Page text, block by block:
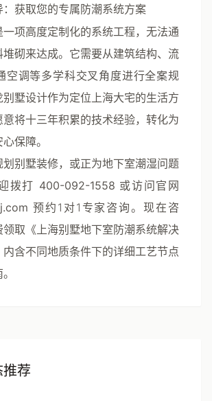
：获取您的专属防潮系统方案
项高度定制化的系统工程，无法通
砌来达成。它需要从建筑结构、流
空调等多学科交叉角度进行全案规
墅设计作为定位上海大宅的生活方
意将十三年积累的技术经验，转化为
保障。
别墅装修，或正为地下室潮湿问题
拨打 400-092-1558 或访问官网
预约1对1专家咨询。现在咨
取《上海别墅地下室防潮系统解决
内含不同地质条件下的详细工艺节点
荐